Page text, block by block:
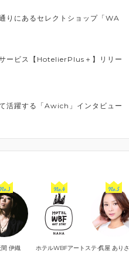
りにあるセレクトショップ「WA
ービス【HotelierPlus＋】リリー
活躍する「Awich」インタビュー
伊織 ホテルWBFアートステイ呉屋 ありさ